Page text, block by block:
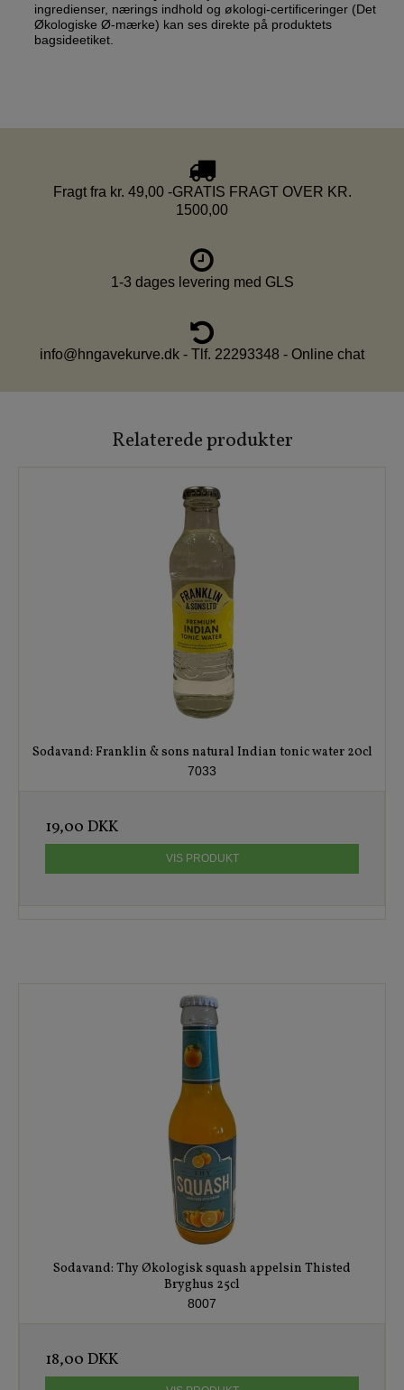
ingredienser, nærings indhold og økologi-certificeringer (Det
Økologiske Ø-mærke) kan ses direkte på produktets
bagsideetiket.
Fragt fra kr. 49,00 -GRATIS FRAGT OVER KR.
1500,00
1-3 dages levering med GLS
info@hngavekurve.dk - Tlf. 22293348 - Online chat
Relaterede produkter
Sodavand: Franklin & sons natural Indian tonic water 20cl
7033
19,00 DKK
VIS PRODUKT
Sodavand: Thy Økologisk squash appelsin Thisted
Bryghus 25cl
8007
18,00 DKK